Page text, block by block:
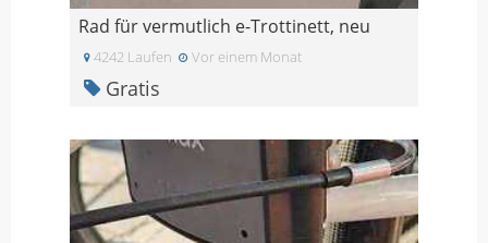
Rad für vermutlich e-Trottinett, neu
4242 Laufen Vor einem Monat
Gratis